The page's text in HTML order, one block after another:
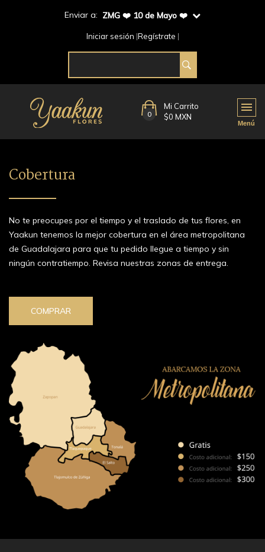
Enviar a: ZMG ❤️ 10 de Mayo ❤️
Iniciar sesión Regístrate
0
Mi Carrito
$0 MXN
Cobertura
No te preocupes por el tiempo y el traslado de tus flores, en
Yaakun tenemos la mejor cobertura en el área metropolitana
de Guadalajara para que tu pedido llegue a tiempo y sin
ningún contratiempo. Revisa nuestras zonas de entrega.
COMPRAR